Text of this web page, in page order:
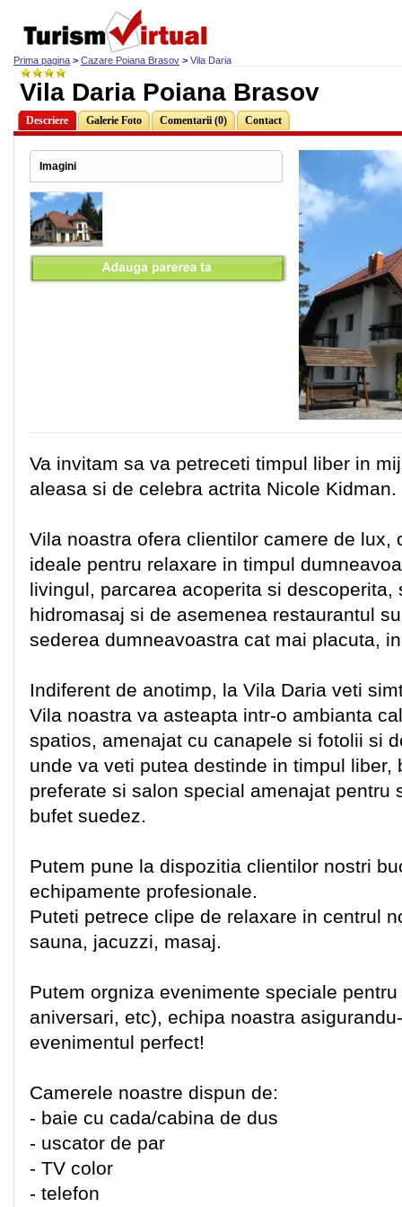
Prima pagina > Cazare Poiana Brasov > Vila Daria
Vila Daria Poiana Brasov
Descriere Galerie Foto Comentarii (0) Contact
Imagini
Va invitam sa va petreceti timpul liber in
aleasa si de celebra actrita Nicole Kidman.
Vila noastra ofera clientilor camere de lux,
ideale pentru relaxare in timpul
livingul, parcarea acoperita si
hidromasaj si de asemenea restaurantul
sederea dumneavoastra cat mai placuta,
Indiferent de anotimp, la Vila Daria veti
Vila noastra va asteapta intr-o ambianta
spatios, amenajat cu canapele si fotolii si
unde va veti putea destinde in timpul liber,
preferate si salon special amenajat pentru
bufet suedez.
Putem pune la dispozitia clientilor nostri
echipamente profesionale.
Puteti petrece clipe de relaxare in centrul
sauna, jacuzzi, masaj.
Putem orgniza evenimente speciale
aniversari, etc), echipa noastra
evenimentul perfect!
Camerele noastre dispun de:
- baie cu cada/cabina de dus
- uscator de par
- TV color
- telefon